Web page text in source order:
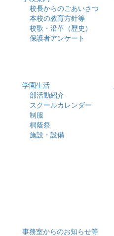
校長からのごあいさつ
本校の教育方針等
校歌・沿革（歴史）
保護者アンケート
学園生活
部活動紹介
スクールカレンダー
制服
桐蔭祭
施設・設備
事務室からのお知らせ等